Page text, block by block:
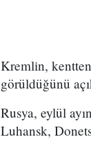
Kremlin,
görüldüğünü
Rusya, eylül
Luhansk,